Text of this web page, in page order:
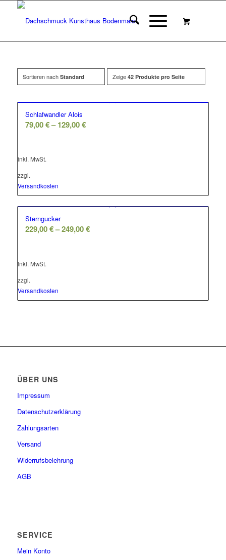
Sortieren nach Standard Zeige 42 Produkte pro Seite
Schlafwandler Alois
79,00€–129,00€
inkl. MwSt.
zzgl.
Versandkosten
Sterngucker
229,00€–249,00€
inkl. MwSt.
zzgl.
Versandkosten
ÜBER UNS
Impressum
Datenschutzerklärung
Zahlungsarten
Versand
Widerrufsbelehrung
AGB
SERVICE
Mein Konto